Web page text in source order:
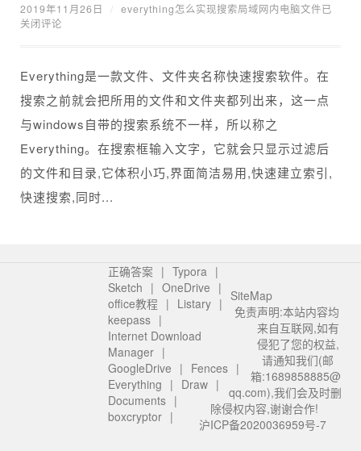
2019年11月26日 everything怎么实现搜索局域网内电脑文件已
关闭评论
Everything是一款文件、文件夹名称快速搜索软件。在
搜索之前就会把所用的文件和文件夹都列出来，这一点
与windows自带的搜索系统不一样，所以称之
Everything。在搜索框输入文字，它就会只显示过滤后
的文件和目录,它体积小巧,界面简洁易用,快速建立索引,
快速搜索,同时...
正确答案
Typora
Sketch
OneDrive
office教程 Listary
keepass
Internet Download
Manager
GoogleDrive
Fences
Everything Draw
Documents
boxcryptor
SiteMap
免责声明:本站内容均
来自互联网,如有
侵犯了您的权益,
请通知我们(邮
箱:1689858885@
qq.com),我们会及时删
除侵权内容,谢谢合作!
沪ICP备2020036959号-7